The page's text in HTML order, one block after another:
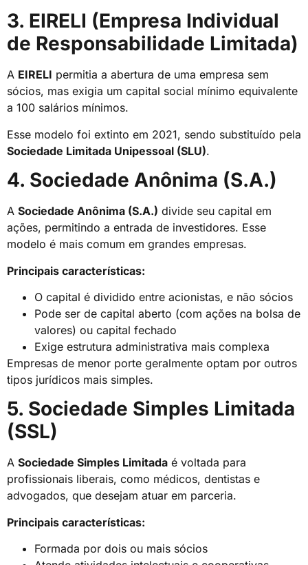
3. EIRELI (Empresa Individual
de Responsabilidade Limitada)
A EIRELI permitia a abertura de uma empresa sem
sócios, mas exigia um capital social mínimo equivalente
a 100 salários mínimos.
Esse modelo foi extinto em 2021, sendo substituído pela
Sociedade Limitada Unipessoal (SLU).
4. Sociedade Anônima (S.A.)
A Sociedade Anônima (S.A.) divide seu capital em
ações, permitindo a entrada de investidores. Esse
modelo é mais comum em grandes empresas.
Principais características:
O capital é dividido entre acionistas, e não sócios
Pode ser de capital aberto (com ações na bolsa de
valores) ou capital fechado
Exige estrutura administrativa mais complexa
Empresas de menor porte geralmente optam por outros
tipos jurídicos mais simples.
5. Sociedade Simples Limitada
(SSL)
A Sociedade Simples Limitada é voltada para
profissionais liberais, como médicos, dentistas e
advogados, que desejam atuar em parceria.
Principais características:
Formada por dois ou mais sócios